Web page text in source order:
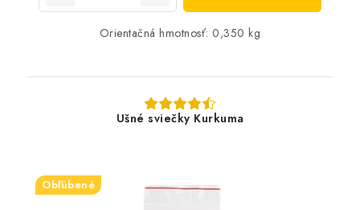
Orientačná hmotnosť: 0,350 kg
Ušné sviečky Kurkuma
Obľúbené